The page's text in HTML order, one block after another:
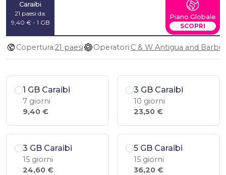
Caraibi
21 paesi da:
9,40 € - 1 GB
Piano Globale
SCOPRI
Copertura:21 paesi Operatori:
1 GB Caraibi
7 giorni
9,40 €
3 GB Caraibi
10 giorni
23,50 €
3 GB Caraibi
15 giorni
24,60 €
5 GB Caraibi
15 giorni
36,20 €